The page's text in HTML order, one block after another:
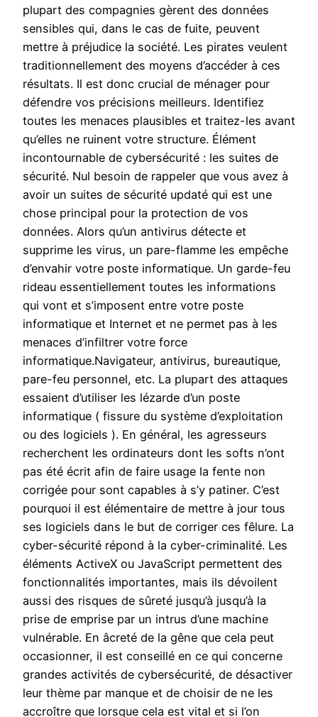
plupart des compagnies gèrent des données
sensibles qui, dans le cas de fuite, peuvent
mettre à préjudice la société. Les pirates veulent
traditionnellement des moyens d’accéder à ces
résultats. Il est donc crucial de ménager pour
défendre vos précisions meilleurs. Identifiez
toutes les menaces plausibles et traitez-les avant
qu’elles ne ruinent votre structure. Élément
incontournable de cybersécurité : les suites de
sécurité. Nul besoin de rappeler que vous avez à
avoir un suites de sécurité updaté qui est une
chose principal pour la protection de vos
données. Alors qu’un antivirus détecte et
supprime les virus, un pare-flamme les empêche
d’envahir votre poste informatique. Un garde-feu
rideau essentiellement toutes les informations
qui vont et s’imposent entre votre poste
informatique et Internet et ne permet pas à les
menaces d’infiltrer votre force
informatique.Navigateur, antivirus, bureautique,
pare-feu personnel, etc. La plupart des attaques
essaient d’utiliser les lézarde d’un poste
informatique ( fissure du système d’exploitation
ou des logiciels ). En général, les agresseurs
recherchent les ordinateurs dont les softs n’ont
pas été écrit afin de faire usage la fente non
corrigée pour sont capables à s’y patiner. C’est
pourquoi il est élémentaire de mettre à jour tous
ses logiciels dans le but de corriger ces fêlure. La
cyber-sécurité répond à la cyber-criminalité. Les
éléments ActiveX ou JavaScript permettent des
fonctionnalités importantes, mais ils dévoilent
aussi des risques de sûreté jusqu’à jusqu’à la
prise de emprise par un intrus d’une machine
vulnérable. En âcreté de la gêne que cela peut
occasionner, il est conseillé en ce qui concerne
grandes activités de cybersécurité, de désactiver
leur thème par manque et de choisir de ne les
accroître que lorsque cela est vital et si l’on